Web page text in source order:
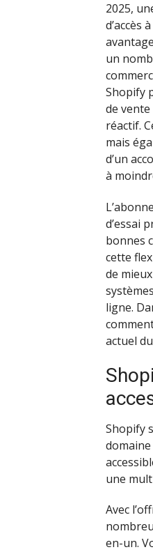
2025,
d’accès
un
Shopify
de
réactif.
mais
d’un
à
d’essai
bonnes
cette
de
ligne.
actuel
Shopify
une
Avec
en-un.